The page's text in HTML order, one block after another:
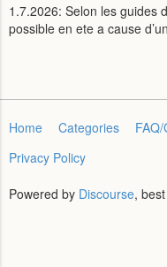
1.7.2026: Selon les guides
possible en ete a cause
Home Categories
Privacy Policy
Powered by Discourse,